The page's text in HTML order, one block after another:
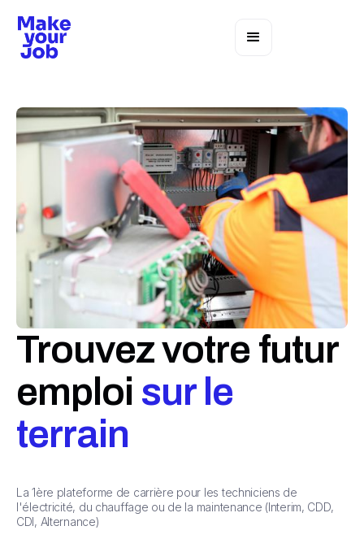
Trouvez votre futur
emploi sur le
terrain
La 1ère plateforme de carrière pour les techniciens de
l'électricité, du chauffage ou de la maintenance (Interim, CDD,
CDI, Alternance)